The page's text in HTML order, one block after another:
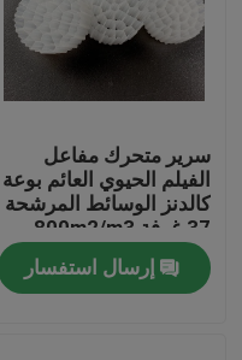
معلومات عنا
مراقبة الجودة
اتصل بنا
سرير متحرك مفاعل
الفيلم الحيوي العائم بوعة
كالدنز الوسائط المرشحة
37 غرفة 800m2/m3
إرسال استفسار